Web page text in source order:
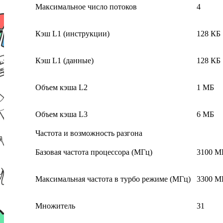
Максимальное число потоков 4
Кэш L1 (инструкции) 128 КБ
Кэш L1 (данные) 128 КБ
Объем кэша L2 1 МБ
Объем кэша L3 6 МБ
Частота и возможность разгона
Базовая частота процессора (МГц) 3100
Максимальная частота в турбо режиме (МГц) 3300
Множитель 31